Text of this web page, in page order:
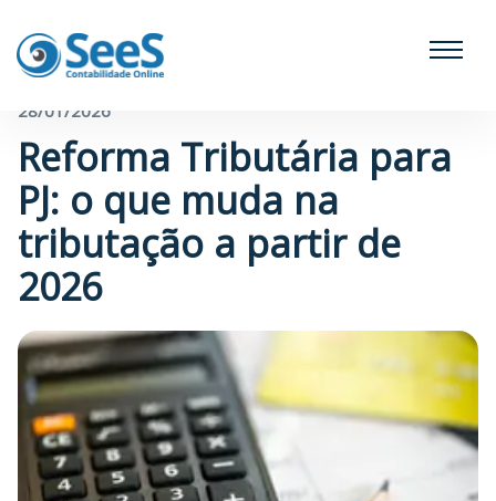
← Voltar para o blog
28/01/2026
Reforma Tributária para
PJ: o que muda na
tributação a partir de
2026